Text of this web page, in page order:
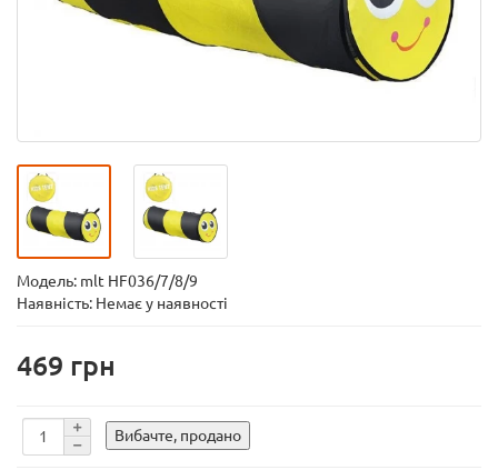
Модель: mlt HF036/7/8/9
Наявність: Немає у наявності
469
Вибачте, продано